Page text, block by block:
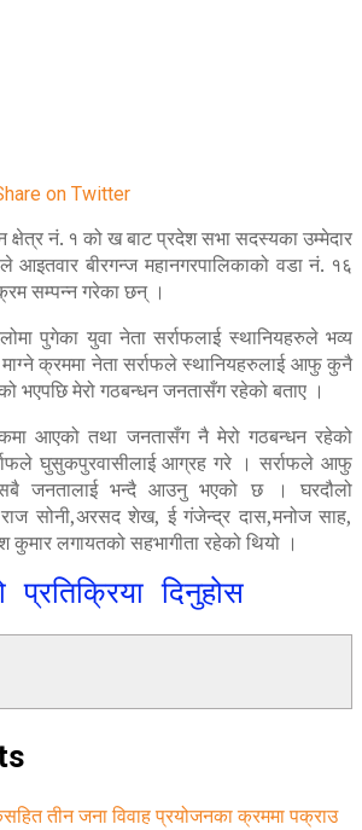
on Twitter
क्षेत्र नं. १ को ख बाट प्रदेश सभा सदस्यका उम्मेदार
आइतवार बीरगन्ज महानगरपालिकाको वडा नं. १६
सम्पन्न गरेका छन् ।
पुगेका युवा नेता सर्राफलाई स्थानियहरुले भव्य
क्रममा नेता सर्राफले स्थानियहरुलाई आफु कुनै
भएपछि मेरो गठबन्धन जनतासँग रहेको बताए ।
आएको तथा जनतासँग नै मेरो गठबन्धन रहेको
घुसुकपुरवासीलाई आग्रह गरे । सर्राफले आफु
सबै जनतालाई भन्दै आउनु भएको छ । घरदौलो
सोनी,अरसद शेख, ई गंजेन्द्र दास,मनोज साह,
लगायतको सहभागीता रहेको थियो ।
प्रतिक्रिया दिनुहोस